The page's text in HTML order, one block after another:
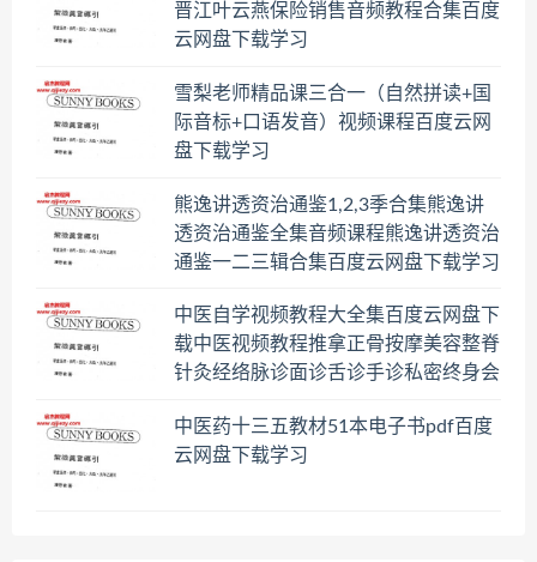
晋江叶云燕保险销售音频教程合集百度
云网盘下载学习
雪梨老师精品课三合一（自然拼读+国
际音标+口语发音）视频课程百度云网
盘下载学习
熊逸讲透资治通鉴1,2,3季合集熊逸讲
透资治通鉴全集音频课程熊逸讲透资治
通鉴一二三辑合集百度云网盘下载学习
中医自学视频教程大全集百度云网盘下
载中医视频教程推拿正骨按摩美容整脊
针灸经络脉诊面诊舌诊手诊私密终身会
中医药十三五教材51本电子书pdf百度
云网盘下载学习